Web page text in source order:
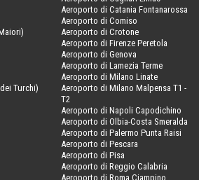
Turchi)
Aeroporto di Catania Fontanarossa
Aeroporto di Comiso
Aeroporto di Crotone
Aeroporto di Firenze Peretola
Aeroporto di Genova
Aeroporto di Lamezia Terme
Aeroporto di Milano Linate
Aeroporto di Milano Malpensa T1 -
T2
Aeroporto di Napoli Capodichino
Aeroporto di Olbia-Costa Smeralda
Aeroporto di Palermo Punta Raisi
Aeroporto di Pescara
Aeroporto di Pisa
Aeroporto di Reggio Calabria
Aeroporto di Roma Ciampino